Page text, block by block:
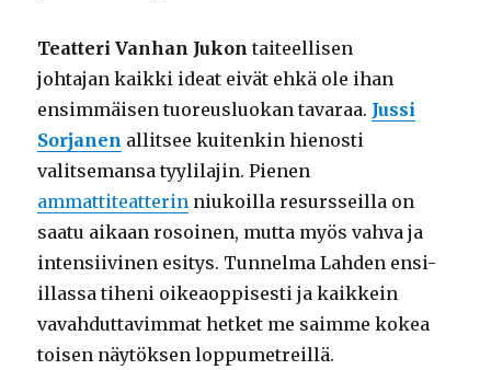
Teatteri Vanhan Jukontaiteellisen
johtajan kaikki ideat eivät ehkä ole ihan
ensimmäisen tuoreusluokan tavaraa. Jussi
Sorjanen allitsee kuitenkin hienosti
valitsemansa tyylilajin. Pienen
ammattiteatterin niukoilla resursseilla on
saatu aikaan rosoinen, mutta myös vahva ja
intensiivinen esitys. Tunnelma Lahden ensi-
illassa tiheni oikeaoppisesti ja kaikkein
vavahduttavimmat hetket me saimme kokea
toisen näytöksen loppumetreillä.